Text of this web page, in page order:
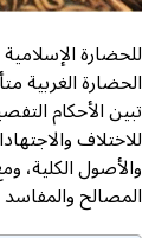
للحضارة
الحضارة الغربية
تبين الأحكام
للاختلاف
والأصول الكلية،
المصالح